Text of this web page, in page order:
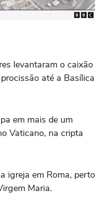
levantaram o caixão
até a Basílica
em mais de um
Vaticano, na cripta
igreja em Roma, perto
Maria.